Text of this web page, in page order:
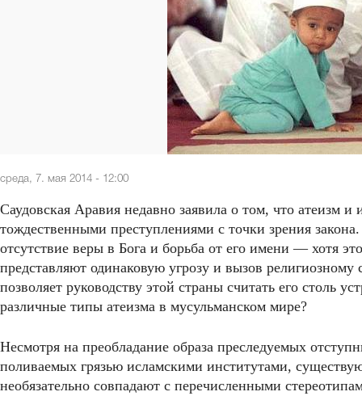
среда, 7. мая 2014 - 12:00
Саудовская Аравия недавно заявила о том, что атеизм и
тождественными преступлениями с точки зрения
отсутствие веры в Бога и борьба от его имени — хотя
представляют одинаковую угрозу и вызов религиозному
позволяет руководству этой страны считать его
различные типы атеизма в мусульманском мире?
Несмотря на преобладание образа преследуемых
поливаемых грязью исламскими институтами,
необязательно совпадают с перечисленными